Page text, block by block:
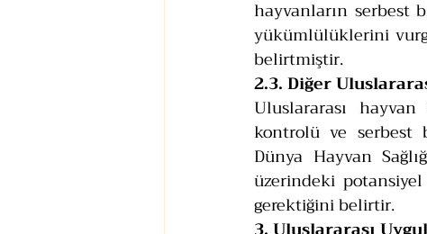
hayvanların serbest
yükümlülüklerini
belirtmiştir.
2.3. Diğer
Uluslararası
kontrolü ve serbest
Dünya Hayvan
üzerindeki
gerektiğini belirtir.